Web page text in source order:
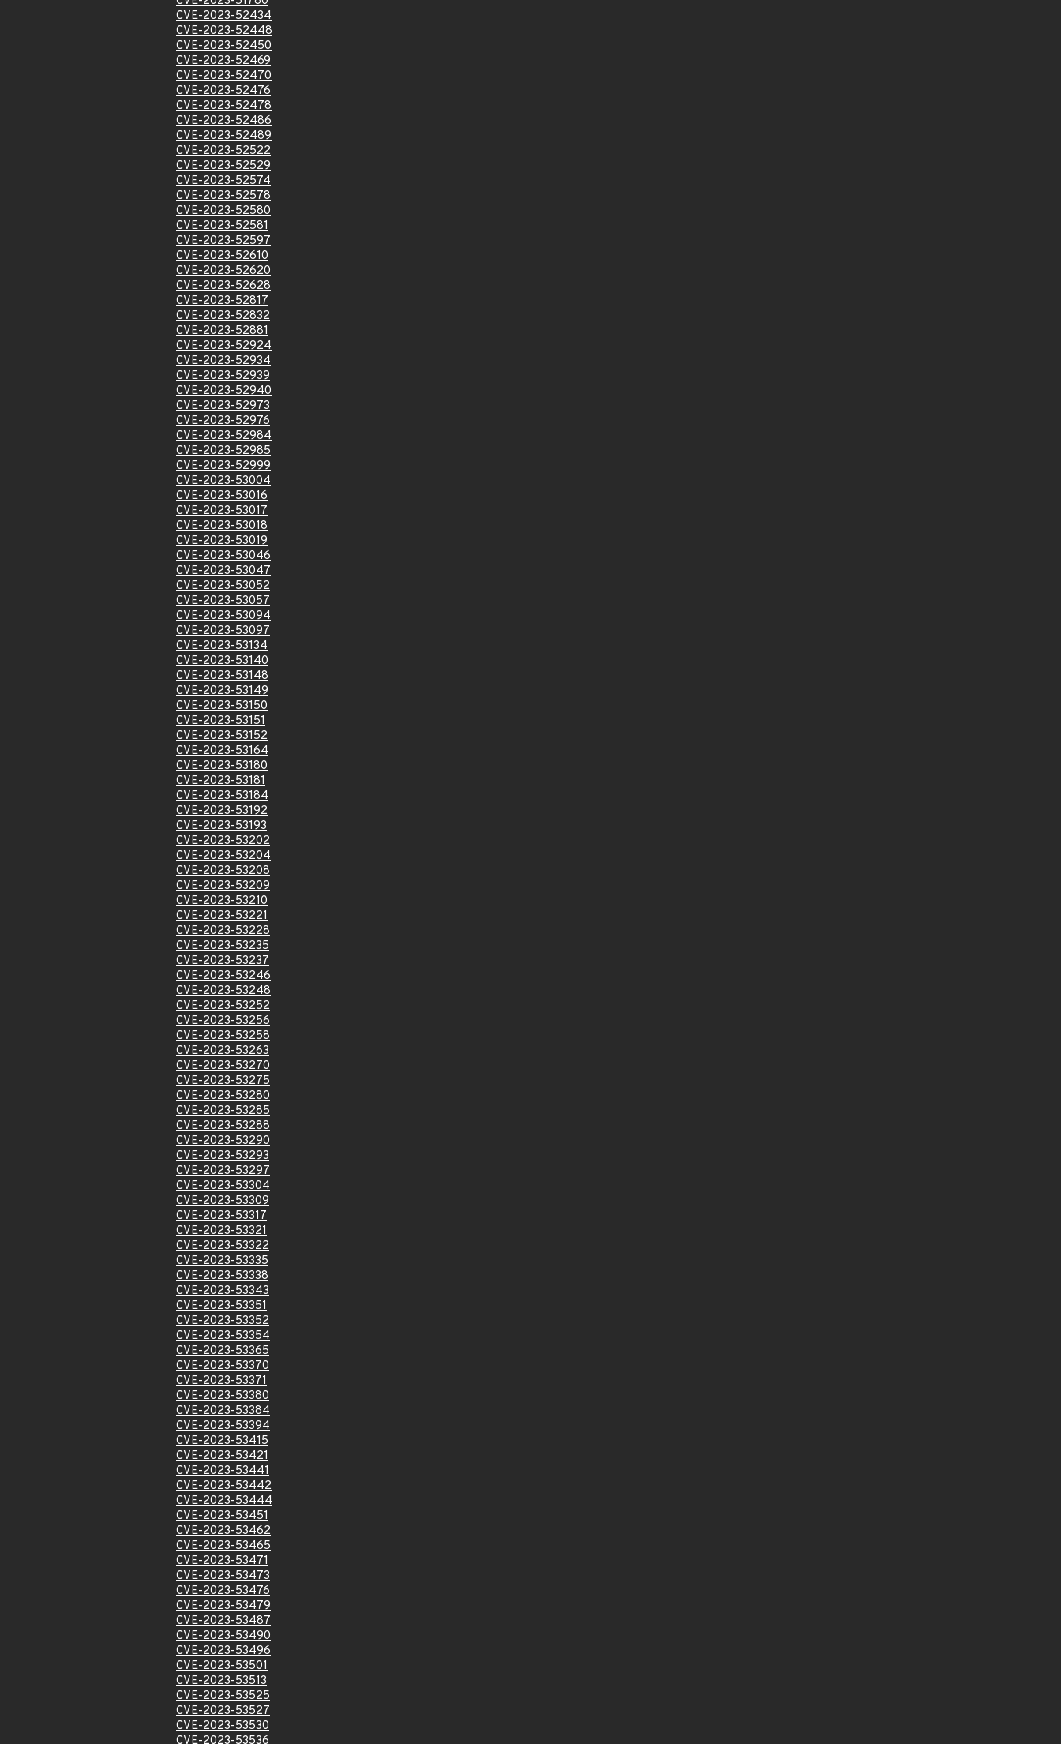
CVE-2023-52434
CVE-2023-52448
CVE-2023-52450
CVE-2023-52469
CVE-2023-52470
CVE-2023-52476
CVE-2023-52478
CVE-2023-52486
CVE-2023-52489
CVE-2023-52522
CVE-2023-52529
CVE-2023-52574
CVE-2023-52578
CVE-2023-52580
CVE-2023-52581
CVE-2023-52597
CVE-2023-52610
CVE-2023-52620
CVE-2023-52628
CVE-2023-52817
CVE-2023-52832
CVE-2023-52881
CVE-2023-52924
CVE-2023-52934
CVE-2023-52939
CVE-2023-52940
CVE-2023-52973
CVE-2023-52976
CVE-2023-52984
CVE-2023-52985
CVE-2023-52999
CVE-2023-53004
CVE-2023-53016
CVE-2023-53017
CVE-2023-53018
CVE-2023-53019
CVE-2023-53046
CVE-2023-53047
CVE-2023-53052
CVE-2023-53057
CVE-2023-53094
CVE-2023-53097
CVE-2023-53134
CVE-2023-53140
CVE-2023-53148
CVE-2023-53149
CVE-2023-53150
CVE-2023-53151
CVE-2023-53152
CVE-2023-53164
CVE-2023-53180
CVE-2023-53181
CVE-2023-53184
CVE-2023-53192
CVE-2023-53193
CVE-2023-53202
CVE-2023-53204
CVE-2023-53208
CVE-2023-53209
CVE-2023-53210
CVE-2023-53221
CVE-2023-53228
CVE-2023-53235
CVE-2023-53237
CVE-2023-53246
CVE-2023-53248
CVE-2023-53252
CVE-2023-53256
CVE-2023-53258
CVE-2023-53263
CVE-2023-53270
CVE-2023-53275
CVE-2023-53280
CVE-2023-53285
CVE-2023-53288
CVE-2023-53290
CVE-2023-53293
CVE-2023-53297
CVE-2023-53304
CVE-2023-53309
CVE-2023-53317
CVE-2023-53321
CVE-2023-53322
CVE-2023-53335
CVE-2023-53338
CVE-2023-53343
CVE-2023-53351
CVE-2023-53352
CVE-2023-53354
CVE-2023-53365
CVE-2023-53370
CVE-2023-53371
CVE-2023-53380
CVE-2023-53384
CVE-2023-53394
CVE-2023-53415
CVE-2023-53421
CVE-2023-53441
CVE-2023-53442
CVE-2023-53444
CVE-2023-53451
CVE-2023-53462
CVE-2023-53465
CVE-2023-53471
CVE-2023-53473
CVE-2023-53476
CVE-2023-53479
CVE-2023-53487
CVE-2023-53490
CVE-2023-53496
CVE-2023-53501
CVE-2023-53513
CVE-2023-53525
CVE-2023-53527
CVE-2023-53530